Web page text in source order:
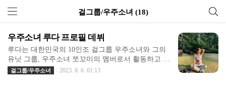
걸그룹/우주소녀 (18)
우주소녀 루다 프로필 데뷔
루다는 대한민국의 10인조 걸그룹 우주소녀와 그의
유닛 그룹, 우주소녀 쪼꼬미의 멤버로서 활동하고 있
습니다. 그녀는 그룹 내에서 서브보컬을 맡고 있으
걸그룹/우주소녀 2023. 8. 6. 01:13